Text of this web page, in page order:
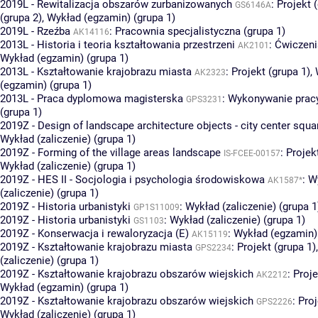
2019L - Rewitalizacja obszarów zurbanizowanych GS6146A: Projekt
(grupa 2), Wykład (egzamin) (grupa 1)
2019L - Rzeźba AK14116: Pracownia specjalistyczna (grupa 1)
2013L - Historia i teoria kształtowania przestrzeni AK2101 :
Wykład (egzamin) (grupa 1)
2013L - Kształtowanie krajobrazu miasta AK2323: Projekt (grupa 1),
(egzamin) (grupa 1)
2013L - Praca dyplomowa magisterska GPS3231 : Wykonywanie
(grupa 1)
2019Z - Design of landscape architecture objects - city center
Wykład (zaliczenie) (grupa 1)
2019Z - Forming of the village areas landscape IS-FCEE-00157:
Wykład (zaliczenie) (grupa 1)
2019Z - HES II - Socjologia i psychologia środowiskowa AK1587*:
(zaliczenie) (grupa 1)
2019Z - Historia urbanistyki GP1S11009: Wykład (zaliczenie) (grupa
2019Z - Historia urbanistyki GS1103: Wykład (zaliczenie) (grupa 1)
2019Z - Konserwacja i rewaloryzacja (E) AK15119: Wykład
2019Z - Kształtowanie krajobrazu miasta GPS2234: Projekt (grupa 1)
(zaliczenie) (grupa 1)
2019Z - Kształtowanie krajobrazu obszarów wiejskich AK2212:
Wykład (egzamin) (grupa 1)
2019Z - Kształtowanie krajobrazu obszarów wiejskich GPS2226:
Wykład (zaliczenie) (grupa 1)